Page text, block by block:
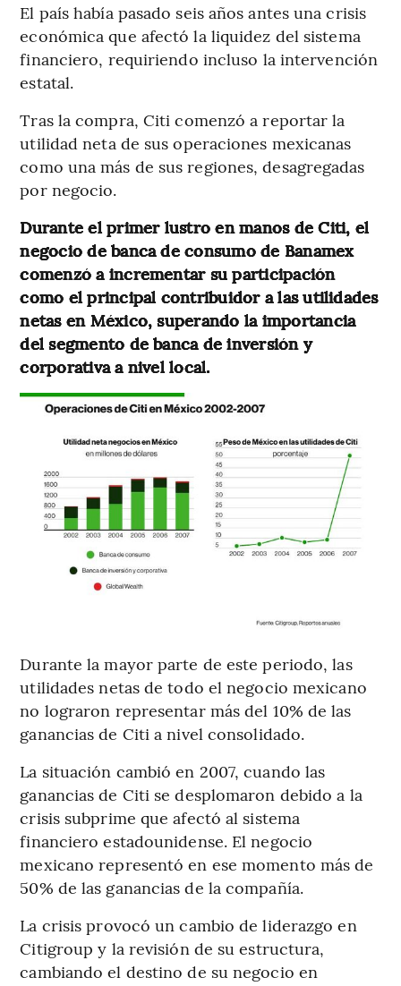
El país había pasado seis años antes una crisis
económica que afectó la liquidez del sistema
financiero, requiriendo incluso la intervención
estatal.
Tras la compra, Citi comenzó a reportar la
utilidad neta de sus operaciones mexicanas
como una más de sus regiones, desagregadas
por negocio.
Durante el primer lustro en manos de Citi, el
negocio de banca de consumo de Banamex
comenzó a incrementar su participación
como el principal contribuidor a las utilidades
netas en México, superando la importancia
del segmento de banca de inversión y
corporativa a nivel local.
Durante la mayor parte de este periodo, las
utilidades netas de todo el negocio mexicano
no lograron representar más del 10% de las
ganancias de Citi a nivel consolidado.
La situación cambió en 2007, cuando las
ganancias de Citi se desplomaron debido a la
crisis subprime que afectó al sistema
financiero estadounidense. El negocio
mexicano representó en ese momento más de
50% de las ganancias de la compañía.
La crisis provocó un cambio de liderazgo en
Citigroup y la revisión de su estructura,
cambiando el destino de su negocio en